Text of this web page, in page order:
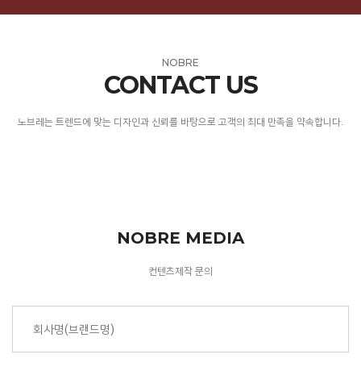
NOBRE
CONTACT US
노브레는 트렌드에 맞는 디자인과 신뢰를 바탕으로 고객의 최대 만족을 약속합니다.
NOBRE MEDIA
컨텐츠제작 문의